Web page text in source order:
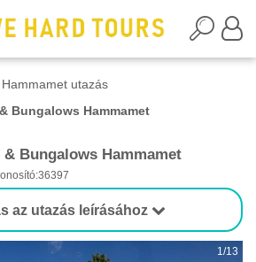
Hammamet utazás
Bungalows Hammamet
Bungalows Hammamet
az utazás leírásához
1/13